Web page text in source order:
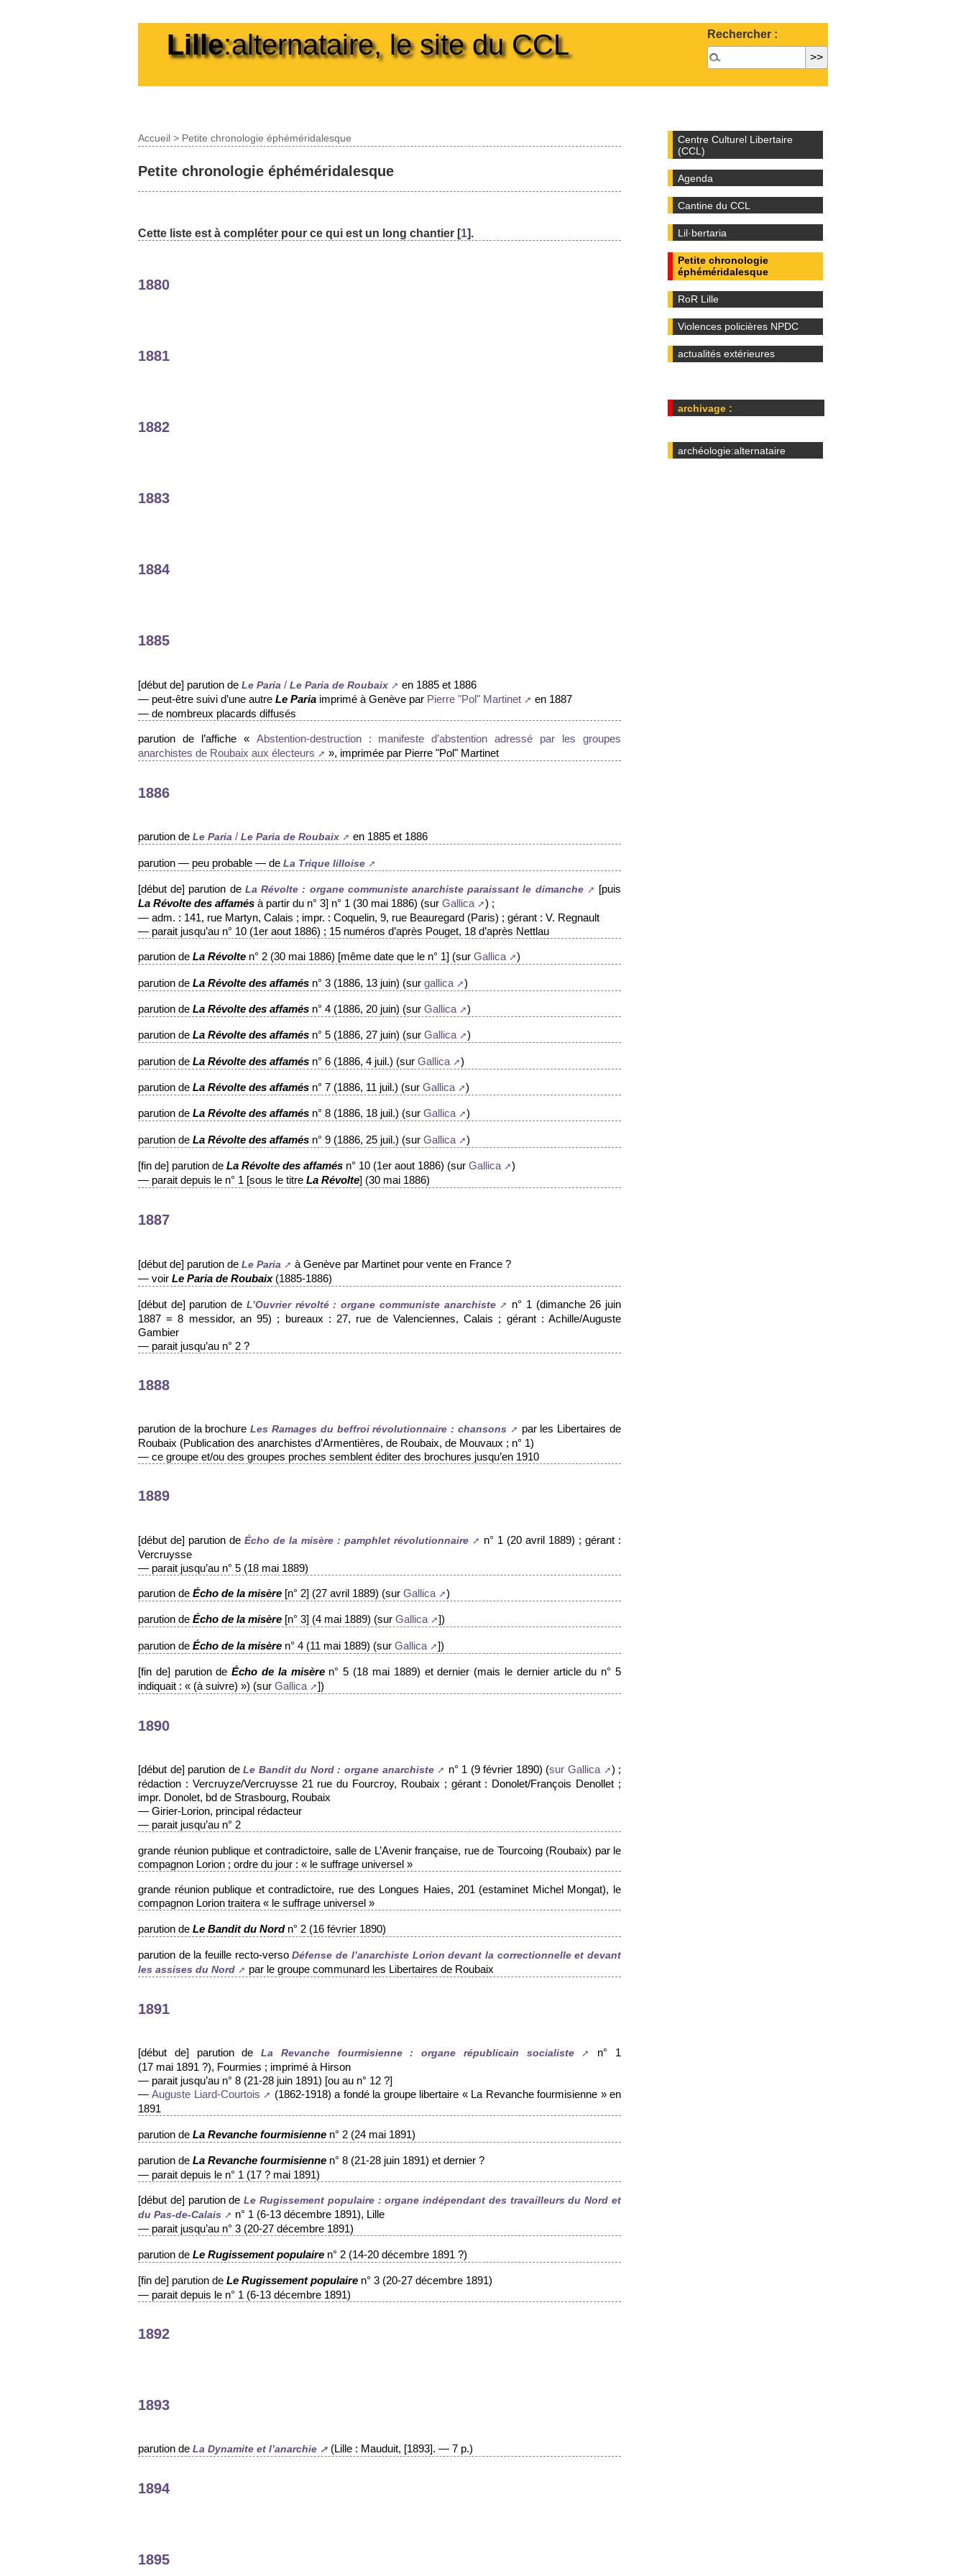
Lille:alternataire, le site du CCL Rechercher :
Accueil > Petite chronologie éphéméridalesque
Petite chronologie éphéméridalesque
Cette liste est à compléter pour ce qui est un long chantier [1].
1880
1881
1882
1883
1884
1885
[début de] parution de Le Paria / Le Paria de Roubaix
en 1885 et 1886
— peut-être suivi d’une autre Le Paria imprimé à Genève par Pierre "Pol" Martinet
en 1887
— de nombreux placards diffusés
parution de l’affiche « Abstention-destruction : manifeste d’abstention adressé par les groupes
anarchistes de Roubaix aux électeurs
», imprimée par Pierre "Pol" Martinet
1886
parution de Le Paria / Le Paria de Roubaix en 1885 et 1886
parution — peu probable — de La Trique lilloise
[début de] parution de La Révolte : organe communiste anarchiste paraissant le dimanche [puis
La Révolte des affamés à partir du n° 3] n° 1 (30 mai 1886) (sur Gallica
) ;
— adm. : 141, rue Martyn, Calais ; impr. : Coquelin, 9, rue Beauregard (Paris) ; gérant : V. Regnault
— parait jusqu’au n° 10 (1er aout 1886) ; 15 numéros d’après Pouget, 18 d’après Nettlau
parution de La Révolte n° 2 (30 mai 1886) [même date que le n° 1] (sur Gallica )
parution de La Révolte des affamés n° 3 (1886, 13 juin) (sur gallica )
parution de La Révolte des affamés n° 4 (1886, 20 juin) (sur Gallica )
parution de La Révolte des affamés n° 5 (1886, 27 juin) (sur Gallica )
parution de La Révolte des affamés n° 6 (1886, 4 juil.) (sur Gallica )
parution de La Révolte des affamés n° 7 (1886, 11 juil.) (sur Gallica )
parution de La Révolte des affamés n° 8 (1886, 18 juil.) (sur Gallica )
parution de La Révolte des affamés n° 9 (1886, 25 juil.) (sur Gallica )
[fin de] parution de La Révolte des affamés n° 10 (1er aout 1886) (sur Gallica
)
— parait depuis le n° 1 [sous le titre La Révolte] (30 mai 1886)
1887
[début de] parution de Le Paria
à Genève par Martinet pour vente en France ?
— voir Le Paria de Roubaix(1885-1886)
[début de] parution de L’Ouvrier révolté : organe communiste anarchiste
n° 1 (dimanche 26 juin
1887 = 8 messidor, an 95) ; bureaux : 27, rue de Valenciennes, Calais ; gérant : Achille/Auguste
Gambier
— parait jusqu’au n° 2 ?
1888
parution de la brochureLes Ramages du beffroi révolutionnaire : chansons
par les Libertaires de
Roubaix (Publication des anarchistes d’Armentières, de Roubaix, de Mouvaux ; n° 1)
— ce groupe et/ou des groupes proches semblent éditer des brochures jusqu’en 1910
1889
[début de] parution de Écho de la misère : pamphlet révolutionnaire
n° 1 (20 avril 1889) ; gérant :
Vercruysse
— parait jusqu’au n° 5 (18 mai 1889)
parution de Écho de la misère [n° 2] (27 avril 1889) (sur Gallica )
parution de Écho de la misère [n° 3] (4 mai 1889) (sur Gallica ])
parution de Écho de la misère n° 4 (11 mai 1889) (sur Gallica ])
[fin de] parution deÉcho de la misèren° 5 (18 mai 1889) et dernier (mais le dernier article du n° 5
indiquait : « (à suivre) ») (sur Gallica ])
1890
[début de] parution deLe Bandit du Nord : organe anarchiste n° 1 (9 février 1890) (sur Gallica
) ;
rédaction : Vercruyze/Vercruysse 21 rue du Fourcroy, Roubaix ; gérant : Donolet/François Denollet ;
impr. Donolet, bd de Strasbourg, Roubaix
— Girier-Lorion, principal rédacteur
— parait jusqu’au n° 2
grande réunion publique et contradictoire, salle de L’Avenir française, rue de Tourcoing (Roubaix) par le
compagnon Lorion ; ordre du jour : « le suffrage universel »
grande réunion publique et contradictoire, rue des Longues Haies, 201 (estaminet Michel Mongat), le
compagnon Lorion traitera « le suffrage universel »
parution de Le Bandit du Nordn° 2 (16 février 1890)
parution de la feuille recto-versoDéfense de l’anarchiste Lorion devant la correctionnelle et devant
les assises du Nord
par le groupe communard les Libertaires de Roubaix
1891
[début de] parution deLa Revanche fourmisienne : organe républicain socialiste
n° 1
(17 mai 1891 ?), Fourmies ; imprimé à Hirson
— parait jusqu’au n° 8 (21-28 juin 1891) [ou au n° 12 ?]
—Auguste Liard-Courtois
(1862-1918) a fondé la groupe libertaire « La Revanche fourmisienne » en
1891
parution de La Revanche fourmisienne n° 2 (24 mai 1891)
parution de La Revanche fourmisienne n° 8 (21-28 juin 1891) et dernier ?
— parait depuis le n° 1 (17 ? mai 1891)
[début de] parution deLe Rugissement populaire : organe indépendant des travailleurs du Nord et
du Pas-de-Calais
n° 1 (6-13 décembre 1891), Lille
— parait jusqu’au n° 3 (20-27 décembre 1891)
parution de Le Rugissement populaire n° 2 (14-20 décembre 1891 ?)
[fin de] parution de Le Rugissement populaire n° 3 (20-27 décembre 1891)
— parait depuis le n° 1 (6-13 décembre 1891)
1892
1893
parution de La Dynamite et l’anarchie (Lille : Mauduit, [1893]. — 7 p.)
1894
1895
Centre Culturel Libertaire
(CCL)
Agenda
Cantine du CCL
Lil·bertaria
Petite chronologie
éphéméridalesque
RoR Lille
Violences policières NPDC
actualités extérieures
archivage :
archéologie:alternataire